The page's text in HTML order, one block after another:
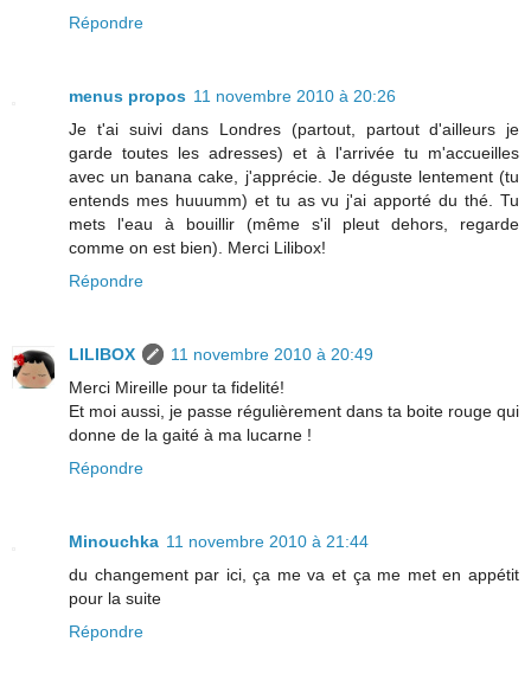
Répondre
menus propos 11 novembre 2010 à 20:26
Je t'ai suivi dans Londres (partout, partout d'ailleurs je
garde toutes les adresses) et à l'arrivée tu m'accueilles
avec un banana cake, j'apprécie. Je déguste lentement (tu
entends mes huuumm) et tu as vu j'ai apporté du thé. Tu
mets l'eau à bouillir (même s'il pleut dehors, regarde
comme on est bien). Merci Lilibox!
Répondre
LILIBOX
11 novembre 2010 à 20:49
Merci Mireille pour ta fidelité!
Et moi aussi, je passe régulièrement dans ta boite rouge qui
donne de la gaité à ma lucarne !
Répondre
Minouchka 11 novembre 2010 à 21:44
du changement par ici, ça me va et ça me met en appétit
pour la suite
Répondre